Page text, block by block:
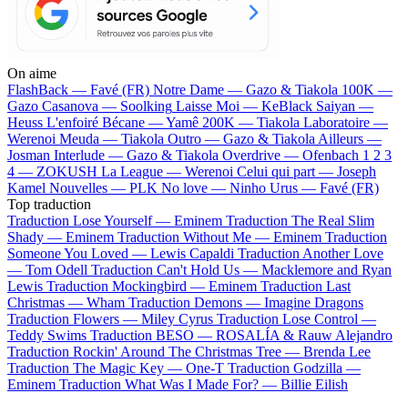
On aime
FlashBack — Favé (FR) Notre Dame — Gazo & Tiakola 100K —
Gazo Casanova — Soolking Laisse Moi — KeBlack Saiyan —
Heuss L'enfoiré Bécane —Yamê 200K — Tiakola Laboratoire —
Werenoi Meuda — Tiakola Outro — Gazo & Tiakola Ailleurs —
Josman Interlude — Gazo & Tiakola Overdrive — Ofenbach 1 2 3
4 — ZOKUSH La League — Werenoi Celui qui part — Joseph
Kamel Nouvelles — PLK No love — Ninho Urus — Favé (FR)
Top traduction
Traduction Lose Yourself — Eminem Traduction The Real Slim
Shady — Eminem Traduction Without Me — Eminem Traduction
Someone You Loved — Lewis Capaldi Traduction Another Love
— Tom Odell Traduction Can't Hold Us — Macklemore and Ryan
Lewis Traduction Mockingbird — Eminem Traduction Last
Christmas — Wham Traduction Demons — Imagine Dragons
Traduction Flowers — Miley Cyrus Traduction Lose Control —
Teddy Swims Traduction BESO — ROSALÍA & Rauw Alejandro
Traduction Rockin' Around The Christmas Tree — Brenda Lee
Traduction The Magic Key — One-T Traduction Godzilla —
Eminem Traduction What Was I Made For? — Billie Eilish